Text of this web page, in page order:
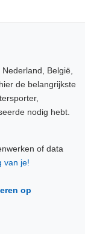
België,
de belangrijkste
nodig hebt.
of data
van je!
op